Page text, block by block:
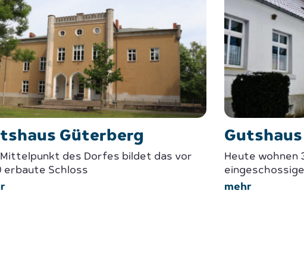
Güterberg
Mittelpunkt des Dorfes bildet das vor
erbaute Schloss
Heute wohnen
mehr